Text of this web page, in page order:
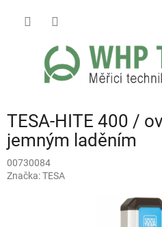
TESA-HITE 400 /
jemným laděním
00730084
Značka:TESA